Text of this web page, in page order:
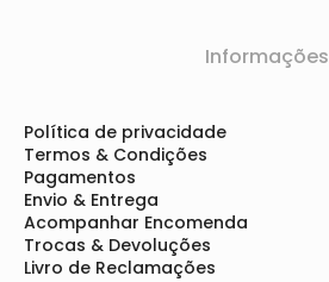
Informações
Política de privacidade
Termos & Condições
Pagamentos
Envio & Entrega
Acompanhar Encomenda
Trocas & Devoluções
Livro de Reclamações